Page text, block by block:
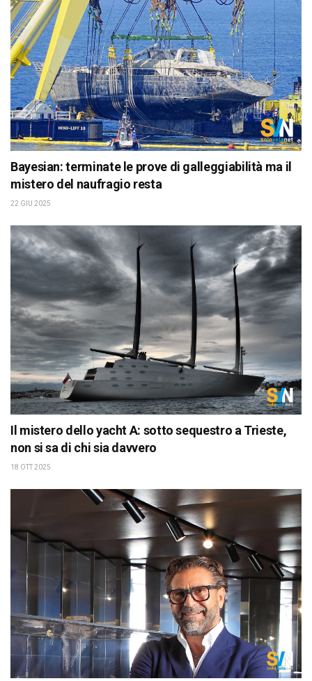
Bayesian: terminate le prove di galleggiabilità ma il
mistero del naufragio resta
22 GIU 2025
Il mistero dello yacht A: sotto sequestro a Trieste,
non si sa di chi sia davvero
18 OTT 2025